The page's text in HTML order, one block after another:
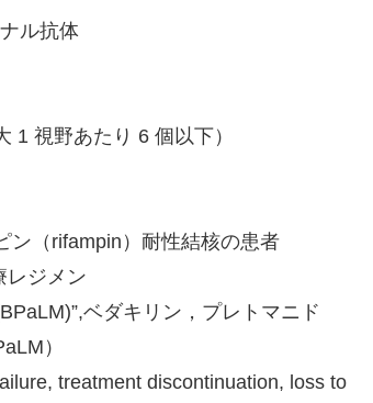
ル抗体
視野あたり 6 個以下）
（rifampin）耐性結核の患者
レジメン
ベダキリン，プレトマニド
）
treatment discontinuation, loss to